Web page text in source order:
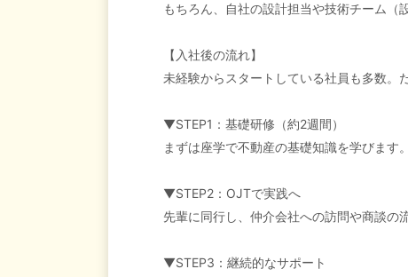
もちろん、自社の設計担当や技術チーム（
【入社後の流れ】
未経験からスタートしている社員も多数。
▼STEP1：基礎研修（約2週間）
まずは座学で不動産の基礎知識を学びます
▼STEP2：OJTで実践へ
先輩に同行し、仲介会社への訪問や商談の
▼STEP3：継続的なサポート